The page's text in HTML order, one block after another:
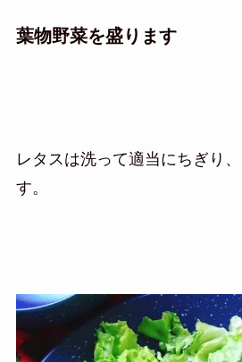
葉物野菜を盛ります
レタスは洗って適当にちぎり
す。